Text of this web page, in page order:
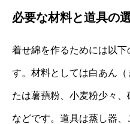
必要な材料と道具の
着せ綿を作るためには以
す。材料としては白あん
たは薯蕷粉、小麦粉少々
などです。道具は蒸し器、